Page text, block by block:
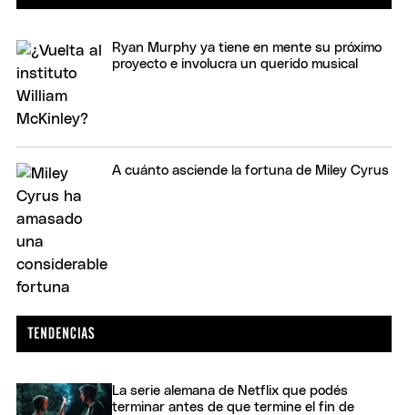
Ryan Murphy ya tiene en mente su próximo
proyecto e involucra un querido musical
A cuánto asciende la fortuna de Miley Cyrus
La serie alemana de Netflix que podés
terminar antes de que termine el fin de